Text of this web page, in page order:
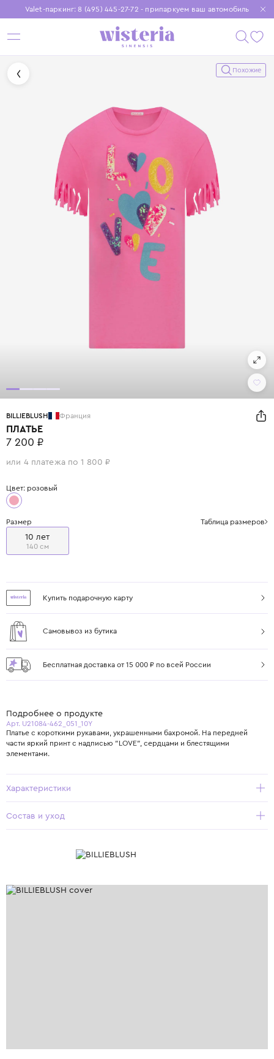
Valet-паркинг: 8 (495) 445-27-72 - припаркуем ваш автомобиль
Бесплатная доставка при заказе от 15 000 ₽
Установите приложение, чтобы покупки были еще удобнее
Похожие
BILLIEBLUSH Франция
ПЛАТЬЕ
7 200 ₽
или 4 платежа по 1 800 ₽
Цвет: розовый
Размер Таблица размеров
10 лет
140 см
Купить подарочную карту
Самовывоз из бутика
Бесплатная доставка от 15 000 ₽ по всей России
Подробнее о продукте
Арт. U21084-462_051_10Y
Платье с короткими рукавами, украшенными бахромой. На передней
части яркий принт с надписью "LOVE", сердцами и блестящими
элементами.
Характеристики
Состав и уход